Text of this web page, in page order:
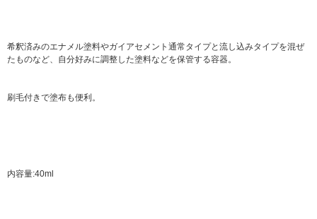
希釈済みのエナメル塗料やガイアセメント通常タイプと流し込みタイプを混ぜ
たものなど、自分好みに調整した塗料などを保管する容器。
刷毛付きで塗布も便利。
内容量:40ml